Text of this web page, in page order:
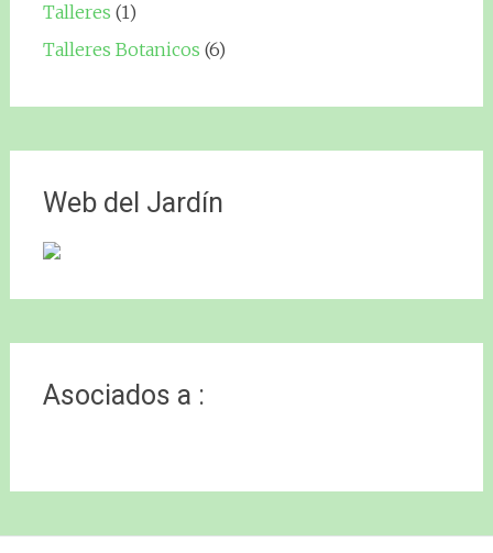
Talleres (1)
Talleres Botanicos (6)
Web del Jardín
Asociados a :